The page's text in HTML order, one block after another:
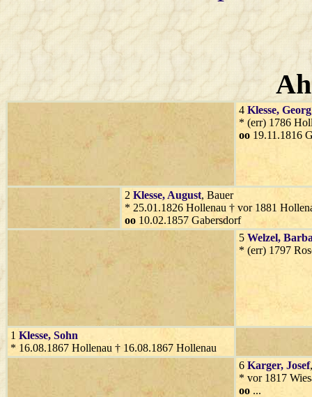
4 Klesse, Georg
* (err) 1786
oo 19.11.1816
2 Klesse, August, Bauer
* 25.01.1826 Hollenau † vor 1881
oo 10.02.1857 Gabersdorf
5 Welzel,
* (err) 1797
1 Klesse, Sohn
* 16.08.1867 Hollenau † 16.08.1867 Hollenau
6 Karger, Josef
* vor 1817
oo ...